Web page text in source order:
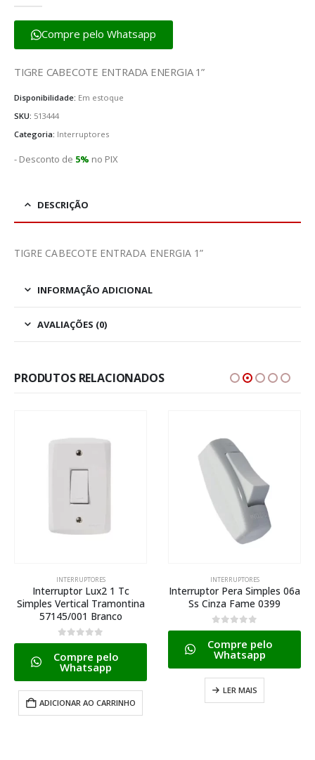
Compre pelo Whatsapp
TIGRE CABECOTE ENTRADA ENERGIA 1”
Disponibilidade: Em estoque
SKU: 513444
Categoria: Interruptores
- Desconto de 5% no PIX
DESCRIÇÃO
TIGRE CABECOTE ENTRADA ENERGIA 1”
INFORMAÇÃO ADICIONAL
AVALIAÇÕES (0)
PRODUTOS RELACIONADOS
INTERRUPTORES
Interruptor Lux2 1 Tc
Simples Vertical Tramontina
57145/001 Branco
0de 5
Compre pelo
Whatsapp
ADICIONAR AO CARRINHO
INTERRUPTORES
Interruptor Pera Simples 06a
Ss Cinza Fame 0399
0de 5
Compre pelo
Whatsapp
LER MAIS